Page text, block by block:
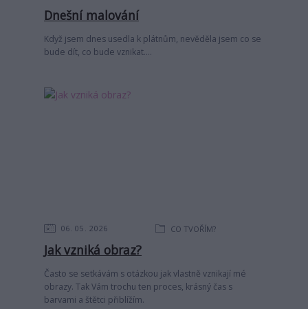
Dnešní malování
Když jsem dnes usedla k plátnům, nevěděla jsem co se
bude dít, co bude vznikat....
06 05 2026 CO TVOŘÍM?
Jak vzniká obraz?
Často se setkávám s otázkou jak vlastně vznikají mé
obrazy. Tak Vám trochu ten proces, krásný čas s
barvami a štětci přiblížím.